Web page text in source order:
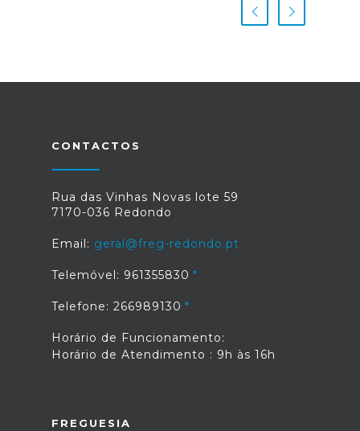
CONTACTOS
Rua das Vinhas Novas lote 59
7170-036 Redondo
Email: geral@freg-redondo.pt
Telemóvel: 961355830
Telefone: 266989130
Horário de Funcionamento:
Horário de Atendimento : 9h às 16h
FREGUESIA